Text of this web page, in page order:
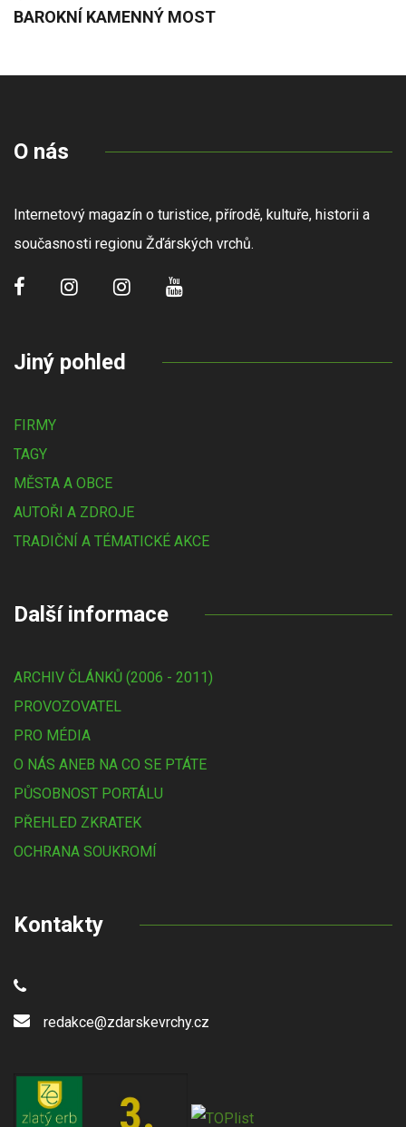
BAROKNÍ KAMENNÝ MOST
O nás
Internetový magazín o turistice, přírodě, kultuře, historii a
současnosti regionu Žďárských vrchů.
Jiný pohled
FIRMY
TAGY
MĚSTA A OBCE
AUTOŘI A ZDROJE
TRADIČNÍ A TÉMATICKÉ AKCE
Další informace
ARCHIV ČLÁNKŮ (2006 - 2011)
PROVOZOVATEL
PRO MÉDIA
O NÁS ANEB NA CO SE PTÁTE
PŮSOBNOST PORTÁLU
PŘEHLED ZKRATEK
OCHRANA SOUKROMÍ
Kontakty
redakce@zdarskevrchy.cz